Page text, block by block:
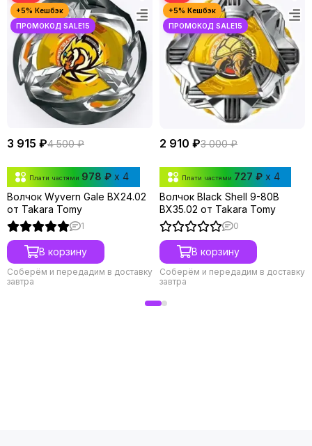
3 915 ₽4 500 ₽
Плати частями 978 ₽ x 4
Волчок Wyvern Gale BX24.02
от Takara Tomy
1
В корзину
Соберём и передадим в доставку
завтра
2 910 ₽3 000 ₽
Плати частями 727 ₽ x 4
Волчок Black Shell 9-80B
BX35.02 от Takara Tomy
0
В корзину
Соберём и передадим в доставку
завтра